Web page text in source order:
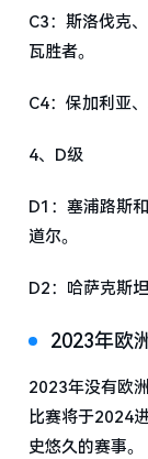
C3：斯洛伐克
瓦胜者。
C4：保加利亚
4、D级
D1：塞浦路斯
道尔。
D2：哈萨克斯
2023年欧
2023年没有欧
比赛将于2024
史悠久的赛事。